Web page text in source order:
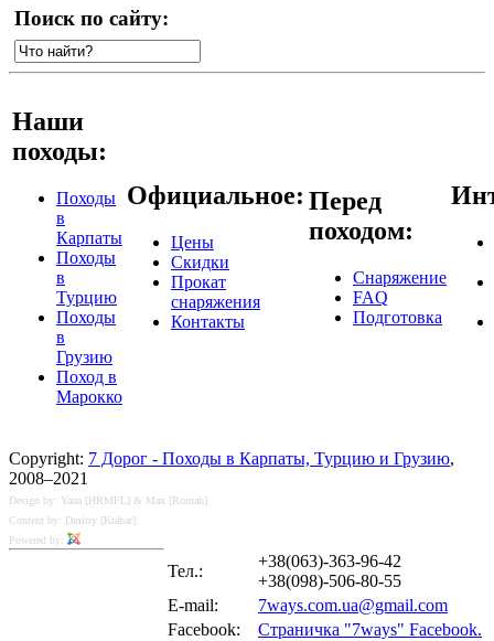
Поиск по сайту:
Наши
походы:
Походы
в
Карпаты
Походы
в
Турцию
Походы
в
Грузию
Поход в
Марокко
Официальное:
Цены
Скидки
Прокат
снаряжения
Контакты
Перед
походом:
Снаряжение
FAQ
Подготовка
Copyright: 7 Дорог - Походы в Карпаты, Турцию и Грузию,
2008–2021
Design by: Yana [HRMFL] & Max [Romah]
Content by: Dmitry [Krabat]
Powered by:
Тел.:
+38(063)-363-96-42
+38(098)-506-80-55
E-mail:
7ways.com.ua@gmail.com
Facebook:
Страничка "7ways" Facebook.